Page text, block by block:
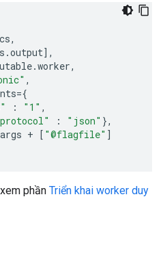
,
.output],
.worker,
,
={
: "1" ,
: "json" },
args + [ "@flagfile" ]
phần Triển khai worker duy